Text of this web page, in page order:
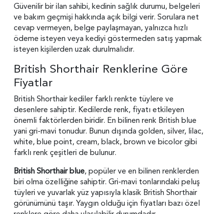
Güvenilir bir ilan sahibi, kedinin sağlık durumu, belgeleri
ve bakım geçmişi hakkında açık bilgi verir. Sorulara net
cevap vermeyen, belge paylaşmayan, yalnızca hızlı
ödeme isteyen veya kediyi göstermeden satış yapmak
isteyen kişilerden uzak durulmalıdır.
British Shorthair Renklerine Göre
Fiyatlar
British Shorthair kediler farklı renkte tüylere ve
desenlere sahiptir. Kedilerde renk, fiyatı etkileyen
önemli faktörlerden biridir. En bilinen renk British blue
yani gri-mavi tonudur. Bunun dışında golden, silver, lilac,
white, blue point, cream, black, brown ve bicolor gibi
farklı renk çeşitleri de bulunur.
British Shorthair blue, popüler ve en bilinen renklerden
biri olma özelliğine sahiptir. Gri-mavi tonlarındaki peluş
tüyleri ve yuvarlak yüz yapısıyla klasik British Shorthair
görünümünü taşır. Yaygın olduğu için fiyatları bazı özel